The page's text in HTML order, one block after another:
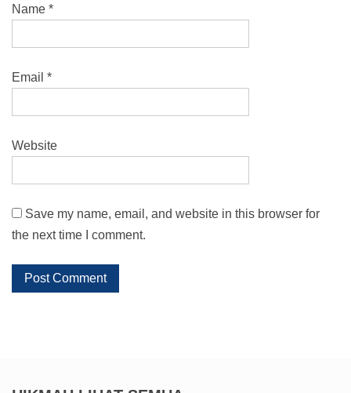
Name *
Email *
Website
Save my name, email, and website in this browser for
the next time I comment.